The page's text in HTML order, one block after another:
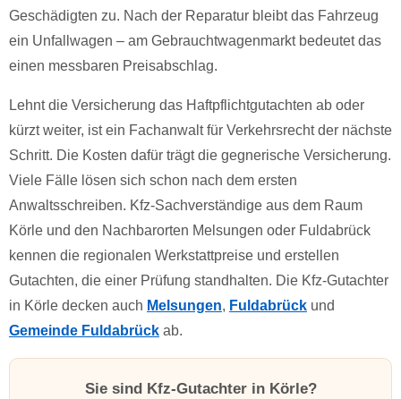
Geschädigten zu. Nach der Reparatur bleibt das Fahrzeug
ein Unfallwagen – am Gebrauchtwagenmarkt bedeutet das
einen messbaren Preisabschlag.
Lehnt die Versicherung das Haftpflichtgutachten ab oder
kürzt weiter, ist ein Fachanwalt für Verkehrsrecht der nächste
Schritt. Die Kosten dafür trägt die gegnerische Versicherung.
Viele Fälle lösen sich schon nach dem ersten
Anwaltsschreiben. Kfz-Sachverständige aus dem Raum
Körle und den Nachbarorten Melsungen oder Fuldabrück
kennen die regionalen Werkstattpreise und erstellen
Gutachten, die einer Prüfung standhalten. Die Kfz-Gutachter
in Körle decken auch Melsungen, Fuldabrück und
Gemeinde Fuldabrück ab.
Sie sind Kfz-Gutachter in Körle?